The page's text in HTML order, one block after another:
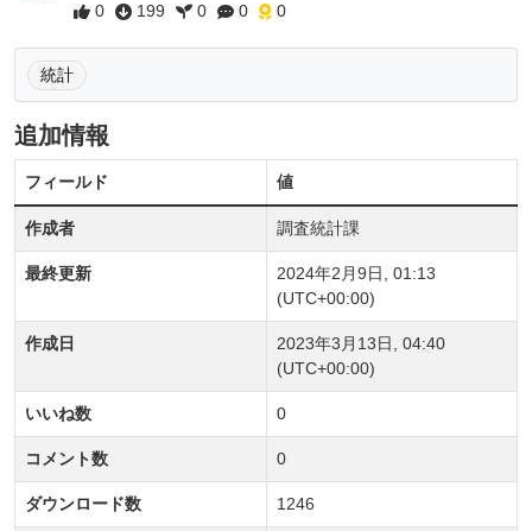
0 199 0 0 0
統計
追加情報
フィールド 値
作成者 調査統計課
最終更新
2024年2月9日, 01:13
(UTC+00:00)
作成日
2023年3月13日, 04:40
(UTC+00:00)
いいね数 0
コメント数 0
ダウンロード数 1246